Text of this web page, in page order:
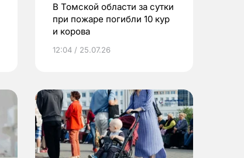
В Томской области за сутки
при пожаре погибли 10 кур
и корова
12:04 / 25.07.26